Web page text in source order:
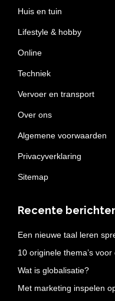
Huis en tuin
Lifestyle & hobby
Online
Techniek
Vervoer en transport
Over ons
Algemene voorwaarden
Privacyverklaring
Sitemap
Recente
Een nieuwe taal leren
10 originele thema’s
Wat is globalisatie?
Met marketing inspelen